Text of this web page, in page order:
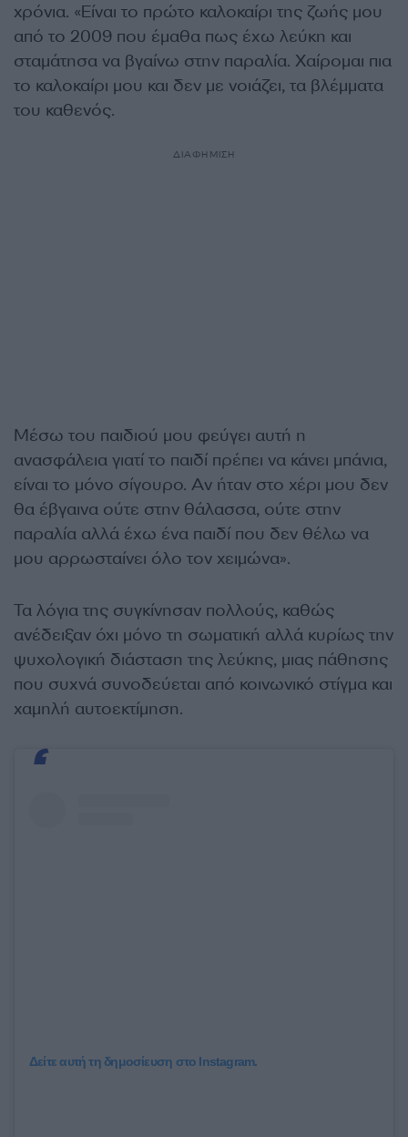
χρόνια. «Είναι το πρώτο καλοκαίρι της ζωής μου
από το 2009 που έμαθα πως έχω λεύκη και
σταμάτησα να βγαίνω στην παραλία. Χαίρομαι πια
το καλοκαίρι μου και δεν με νοιάζει, τα βλέμματα
του καθενός.
ΔΙΑΦΗΜΙΣΗ
Μέσω του παιδιού μου φεύγει αυτή η
ανασφάλεια γιατί το παιδί πρέπει να κάνει μπάνια,
είναι το μόνο σίγουρο. Αν ήταν στο χέρι μου δεν
θα έβγαινα ούτε στην θάλασσα, ούτε στην
παραλία αλλά έχω ένα παιδί που δεν θέλω να
μου αρρωσταίνει όλο τον χειμώνα».
Τα λόγια της συγκίνησαν πολλούς, καθώς
ανέδειξαν όχι μόνο τη σωματική αλλά κυρίως την
ψυχολογική διάσταση της λεύκης, μιας πάθησης
που συχνά συνοδεύεται από κοινωνικό στίγμα και
χαμηλή αυτοεκτίμηση.
Δείτε αυτή τη δημοσίευση στο Instagram.